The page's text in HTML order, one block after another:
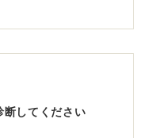
断してください